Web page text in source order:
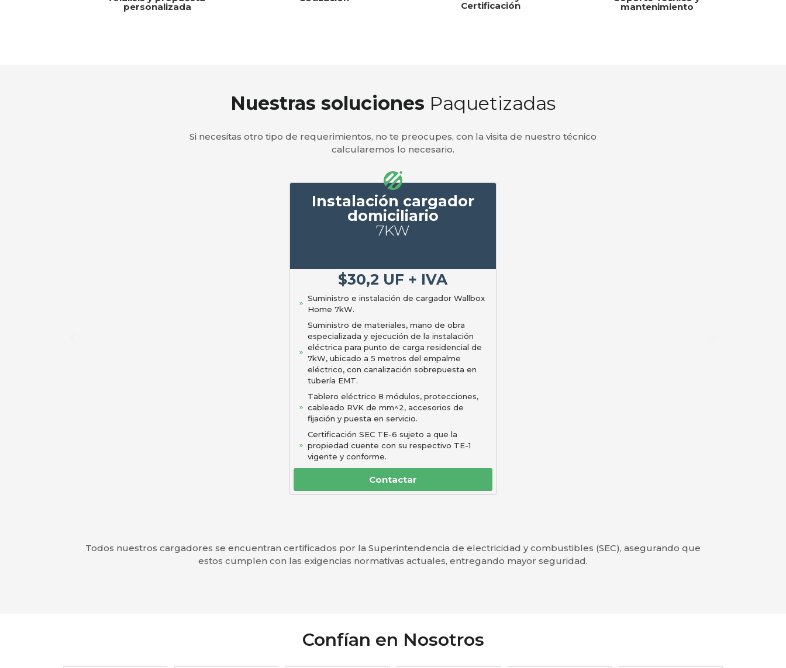
personalizada Certificación mantenimiento
Nuestras soluciones Paquetizadas
Si necesitas otro tipo de requerimientos, no te preocupes, con la visita de nuestro técnico
calcularemos lo necesario.
Instalación cargador
domiciliario
7KW
$30,2 UF + IVA
Suministro e instalación de cargador Wallbox
Home 7kW.
Suministro de materiales, mano de obra
especializada y ejecución de la instalación
eléctrica para punto de carga residencial de
7kW, ubicado a 5 metros del empalme
eléctrico, con canalización sobrepuesta en
tubería EMT.
Tablero eléctrico 8 módulos, protecciones,
cableado RVK de mm^2, accesorios de
fijación y puesta en servicio.
Certificación SEC TE-6 sujeto a que la
propiedad cuente con su respectivo TE-1
vigente y conforme.
Contactar
Todos nuestros cargadores se encuentran certificados por la Superintendencia de electricidad y combustibles (SEC), asegurando que
estos cumplen con las exigencias normativas actuales, entregando mayor seguridad.
Confían en Nosotros